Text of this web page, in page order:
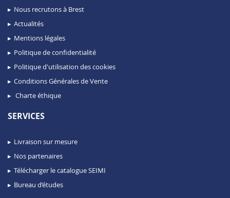
Nous recrutons à Brest
Actualités
Mentions légales
Politique de confidentialité
Politique d'utilisation des cookies
Conditions Générales de Vente
Charte éthique
SERVICES
Livraison sur mesure
Nos partenaires
Télécharger le catalogue SEIMI
Bureau d’études